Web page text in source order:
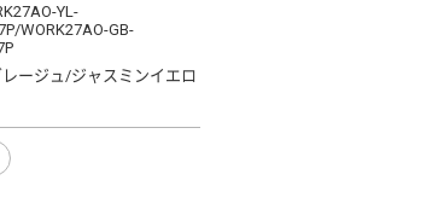
YL-
WORK27AO-GB-
ージュ/ジャスミンイエロ